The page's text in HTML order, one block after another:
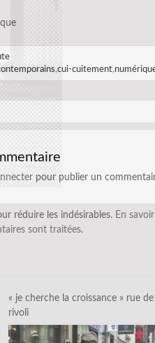
,cui-cuitement,
pour publier un
réduire les indésirables. En
sont traitées.
« je cherche la croissance » rue de
rivoli